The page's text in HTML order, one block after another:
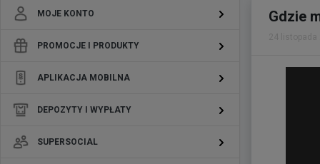
MOJE KONTO
PROMOCJE I PRODUKTY
APLIKACJA MOBILNA
DEPOZYTY I WYPŁATY
SUPERSOCIAL
Gdzie